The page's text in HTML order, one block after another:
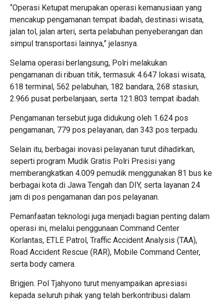
“Operasi Ketupat merupakan operasi kemanusiaan yang
mencakup pengamanan tempat ibadah, destinasi wisata,
jalan tol, jalan arteri, serta pelabuhan penyeberangan dan
simpul transportasi lainnya,” jelasnya.
Selama operasi berlangsung, Polri melakukan
pengamanan di ribuan titik, termasuk 4.647 lokasi wisata,
618 terminal, 562 pelabuhan, 182 bandara, 268 stasiun,
2.966 pusat perbelanjaan, serta 121.803 tempat ibadah.
Pengamanan tersebut juga didukung oleh 1.624 pos
pengamanan, 779 pos pelayanan, dan 343 pos terpadu.
Selain itu, berbagai inovasi pelayanan turut dihadirkan,
seperti program Mudik Gratis Polri Presisi yang
memberangkatkan 4.009 pemudik menggunakan 81 bus ke
berbagai kota di Jawa Tengah dan DIY, serta layanan 24
jam di pos pengamanan dan pos pelayanan.
Pemanfaatan teknologi juga menjadi bagian penting dalam
operasi ini, melalui penggunaan Command Center
Korlantas, ETLE Patrol, Traffic Accident Analysis (TAA),
Road Accident Rescue (RAR), Mobile Command Center,
serta body camera.
Brigjen. Pol Tjahyono turut menyampaikan apresiasi
kepada seluruh pihak yang telah berkontribusi dalam